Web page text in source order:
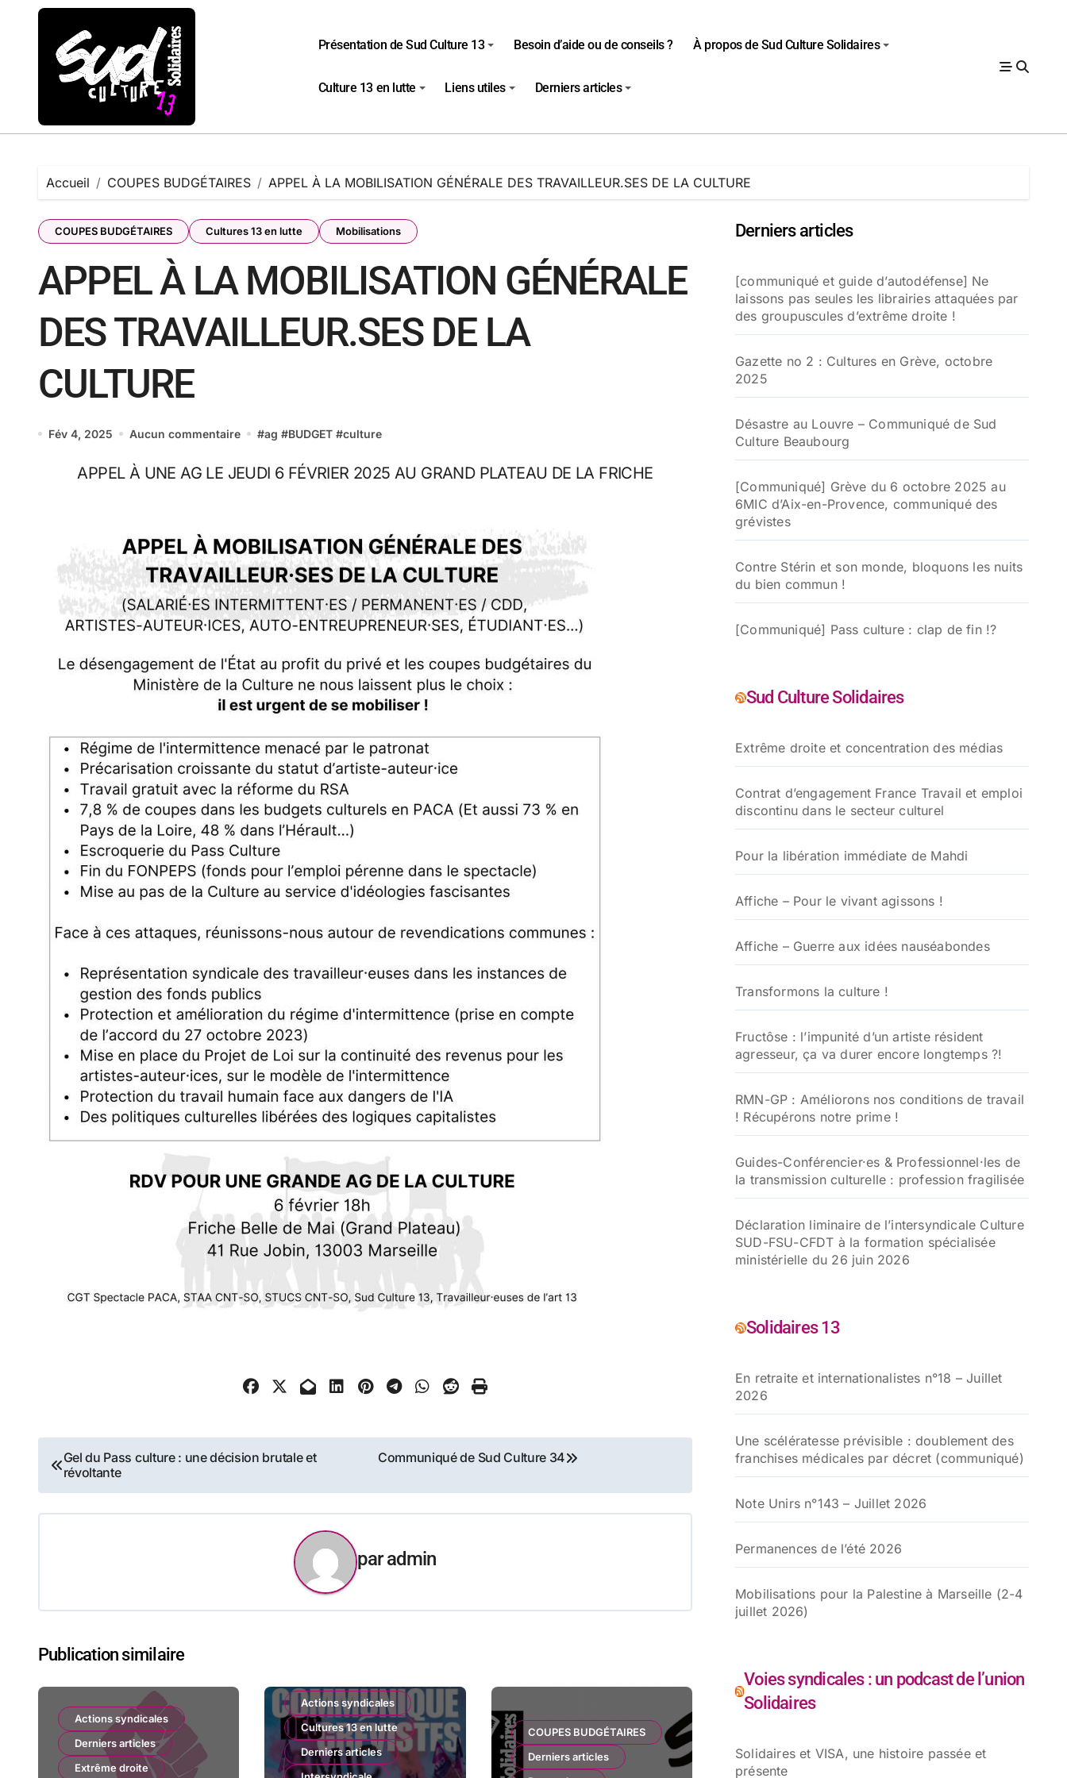
Passer
Présentation de Sud Culture 13 Besoin d’aide ou de conseils ? À propos de Sud Culture Solidaires
Culture 13 en lutte Liens utiles Derniers articles
Accueil COUPES BUDGÉTAIRES APPEL À LA MOBILISATION GÉNÉRALE DES TRAVAILLEUR.SES DE LA CULTURE
COUPES BUDGÉTAIRES Cultures 13 en lutte Mobilisations
APPEL À LA MOBILISATION GÉNÉRALE
DES TRAVAILLEUR.SES DE LA
CULTURE
Fév 4, 2025 Aucun commentaire #ag #BUDGET #culture
APPEL À UNE AG LE JEUDI 6 FÉVRIER 2025 AU GRAND PLATEAU DE LA FRICHE
Navigation
de
l’article
Gel du Pass culture : une décision brutale et
révoltante
Communiqué de Sud Culture 34
paradmin
Publication similaire
Actions syndicales
Derniers articles
Extrême droite
Actions syndicales
Cultures 13 en lutte
Derniers articles
COUPES BUDGÉTAIRES
Derniers articles
Derniers articles
[communiqué et guide d’autodéfense] Ne
laissons pas seules les librairies attaquées par
des groupuscules d’extrême droite !
Gazette no 2 : Cultures en Grève, octobre
2025
Désastre au Louvre – Communiqué de Sud
Culture Beaubourg
[Communiqué] Grève du 6 octobre 2025 au
6MIC d’Aix-en-Provence, communiqué des
grévistes
Contre Stérin et son monde, bloquons les nuits
du bien commun !
[Communiqué] Pass culture : clap de fin !?
Sud Culture Solidaires
Extrême droite et concentration des médias
Contrat d’engagement France Travail et emploi
discontinu dans le secteur culturel
Pour la libération immédiate de Mahdi
Affiche – Pour le vivant agissons !
Affiche – Guerre aux idées nauséabondes
Transformons la culture !
Fructôse : l’impunité d’un artiste résident
agresseur, ça va durer encore longtemps ?!
RMN-GP : Améliorons nos conditions de travail
! Récupérons notre prime !
Guides-Conférencier·es & Professionnel·les de
la transmission culturelle : profession fragilisée
Déclaration liminaire de l’intersyndicale Culture
SUD-FSU-CFDT à la formation spécialisée
ministérielle du 26 juin 2026
Solidaires 13
En retraite et internationalistes n°18 – Juillet
2026
Une scélératesse prévisible : doublement des
franchises médicales par décret (communiqué)
Note Unirs n°143 – Juillet 2026
Permanences de l’été 2026
Mobilisations pour la Palestine à Marseille (2-4
juillet 2026)
Voies syndicales : un podcast de l’union
Solidaires
Solidaires et VISA, une histoire passée et
présente